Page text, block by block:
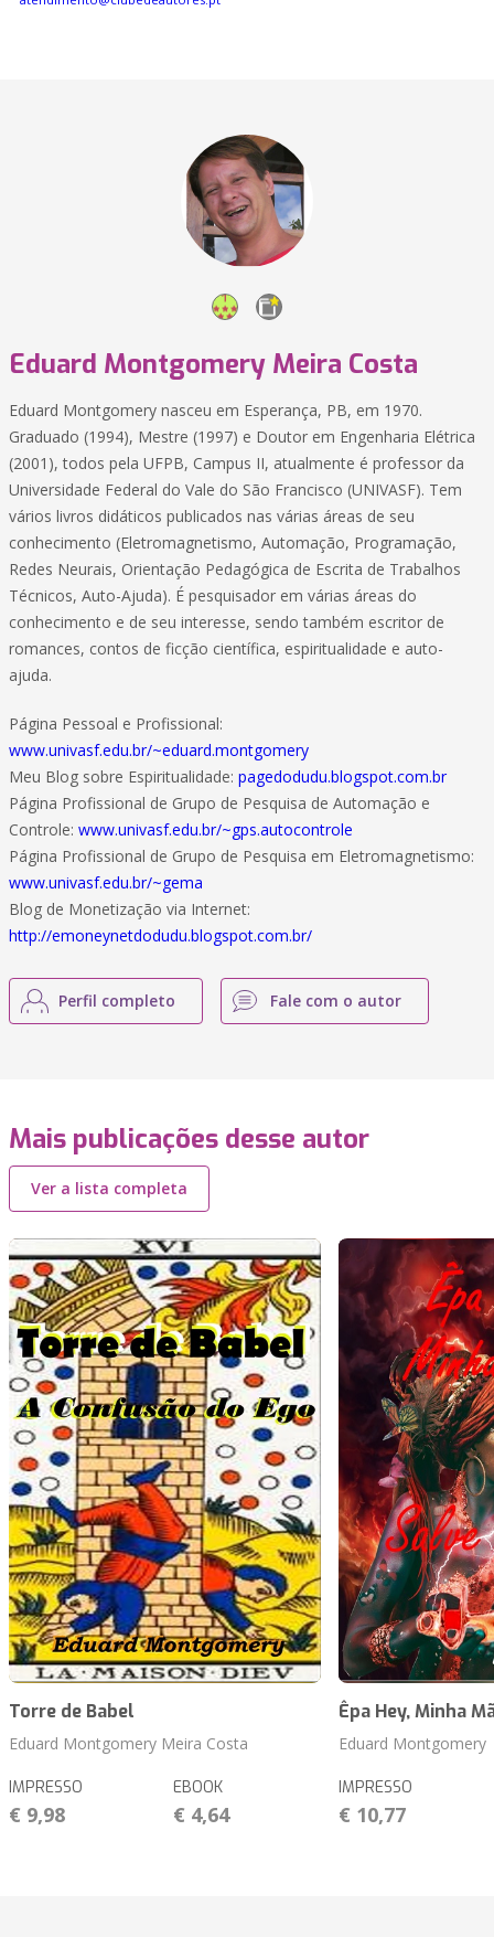
Eduard Montgomery Meira Costa
Eduard Montgomery nasceu em Esperança, PB, em 1970.
Graduado (1994), Mestre (1997) e Doutor em Engenharia Elétrica
(2001), todos pela UFPB, Campus II, atualmente é professor da
Universidade Federal do Vale do São Francisco (UNIVASF). Tem
vários livros didáticos publicados nas várias áreas de seu
conhecimento (Eletromagnetismo, Automação, Programação,
Redes Neurais, Orientação Pedagógica de Escrita de Trabalhos
Técnicos, Auto-Ajuda). É pesquisador em várias áreas do
conhecimento e de seu interesse, sendo também escritor de
romances, contos de ficção científica, espiritualidade e auto-
ajuda.
Página Pessoal e Profissional:
www.univasf.edu.br/~eduard.montgomery
Meu Blog sobre Espiritualidade: pagedodudu.blogspot.com.br
Página Profissional de Grupo de Pesquisa de Automação e
Controle: www.univasf.edu.br/~gps.autocontrole
Página Profissional de Grupo de Pesquisa em Eletromagnetismo:
www.univasf.edu.br/~gema
Blog de Monetização via Internet:
http://emoneynetdodudu.blogspot.com.br/
Perfil completo Fale com o autor
Mais publicações desse autor
Ver a lista completa
Torre de Babel
Eduard Montgomery Meira Costa
IMPRESSO
€ 9,98
EBOOK
€ 4,64
Êpa Hey, Minha
Eduard Montgomery
IMPRESSO
€ 10,77